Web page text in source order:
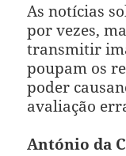
As notícias
por vezes,
transmitir
poupam os
poder
avaliação
António da